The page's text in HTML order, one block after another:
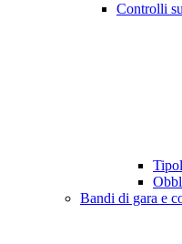
Controlli
Bandi di gara e